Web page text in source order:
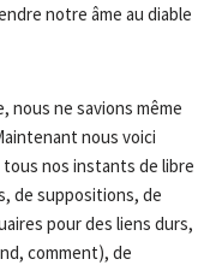
notre âme au diable
nous ne savions même
nous voici
nos instants de libre
de suppositions, de
pour des liens durs,
comment), de